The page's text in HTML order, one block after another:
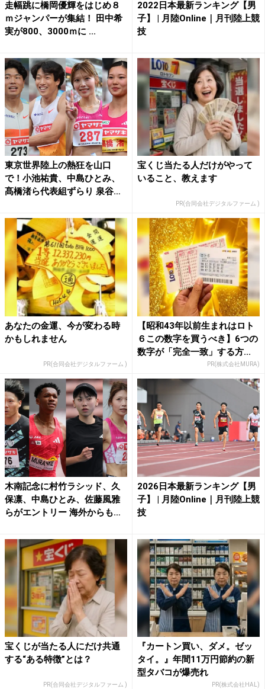
走幅跳に橋岡優輝をはじめ８
ｍジャンパーが集結！ 田中希
実が800、3000ｍに ...
2022日本最新ランキング【男
子】 | 月陸Online｜月刊陸上競
技
東京世界陸上の熱狂を山口
で！小池祐貴、中島ひとみ、
髙橋渚ら代表組ずらり 泉谷駿
宝くじ当たる人だけがやって
いること、教えます
PR(合同会社デジタルファーム )
あなたの金運、今が変わる時
かもしれません
PR(合同会社デジタルファーム )
【昭和43年以前生まれはロト
６この数字を買うべき】6つの
数字が「完全一致」する方...
PR(株式会社MURA)
木南記念に村竹ラシッド、久
保凛、中島ひとみ、佐藤風雅
らがエントリー 海外からも
2026日本最新ランキング【男
子】 | 月陸Online｜月刊陸上競
技
宝くじが当たる人にだけ共通
する“ある特徴”とは？
PR(合同会社デジタルファーム )
『カートン買い、ダメ。ゼッ
タイ。』年間11万円節約の新
型タバコが爆売れ
PR(株式会社HAL)